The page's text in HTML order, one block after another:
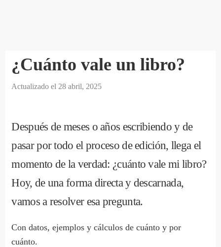
¿Cuánto vale un libro?
Actualizado el 28 abril, 2025
Después de meses o años escribiendo y de
pasar por todo el proceso de edición, llega el
momento de la verdad: ¿cuánto vale mi libro?
Hoy, de una forma directa y descarnada,
vamos a resolver esa pregunta.
Con datos, ejemplos y cálculos de cuánto y por
cuánto.